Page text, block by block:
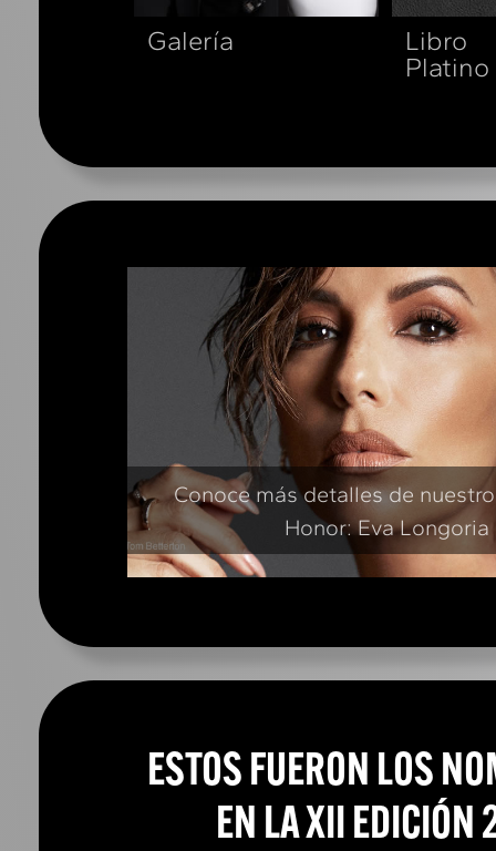
Galería
Libro
Platino
Conoce más detalles de
Honor: Eva Longoria
ESTOS FUERON LOS
EN LA XII EDICIÓN